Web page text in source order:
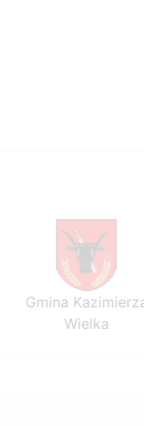
Gmina Kazimierza
Wielka